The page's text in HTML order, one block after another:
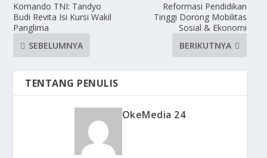
Komando TNI: Tandyo
Budi Revita Isi Kursi Wakil
Panglima
SEBELUMNYA
Reformasi Pendidikan
Tinggi Dorong Mobilitas
Sosial & Ekonomi
BERIKUTNYA
TENTANG PENULIS
OkeMedia 24